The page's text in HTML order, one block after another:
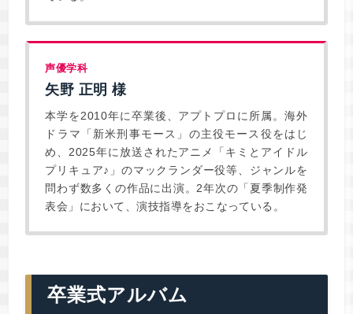
声優学科
矢野 正明 様
本学を2010年に卒業後、アプトプロに所属。海外
ドラマ「新米刑事モース」の主役モース役をはじ
め、2025年に放送されたアニメ「キミとアイドル
プリキュア♪」のマックランダー役等、ジャンルを
問わず数多くの作品に出演。2年次の「夏季制作発
表会」において、演技指導をおこなっている。
卒業式アルバム